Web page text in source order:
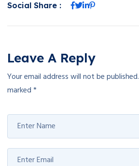
Social Share :
Leave A Reply
Your email address will not be published.
marked*